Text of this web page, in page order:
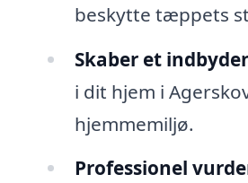
beskytte tæppets
Skaber et
i dit hjem i
hjemmemiljø.
Professionel